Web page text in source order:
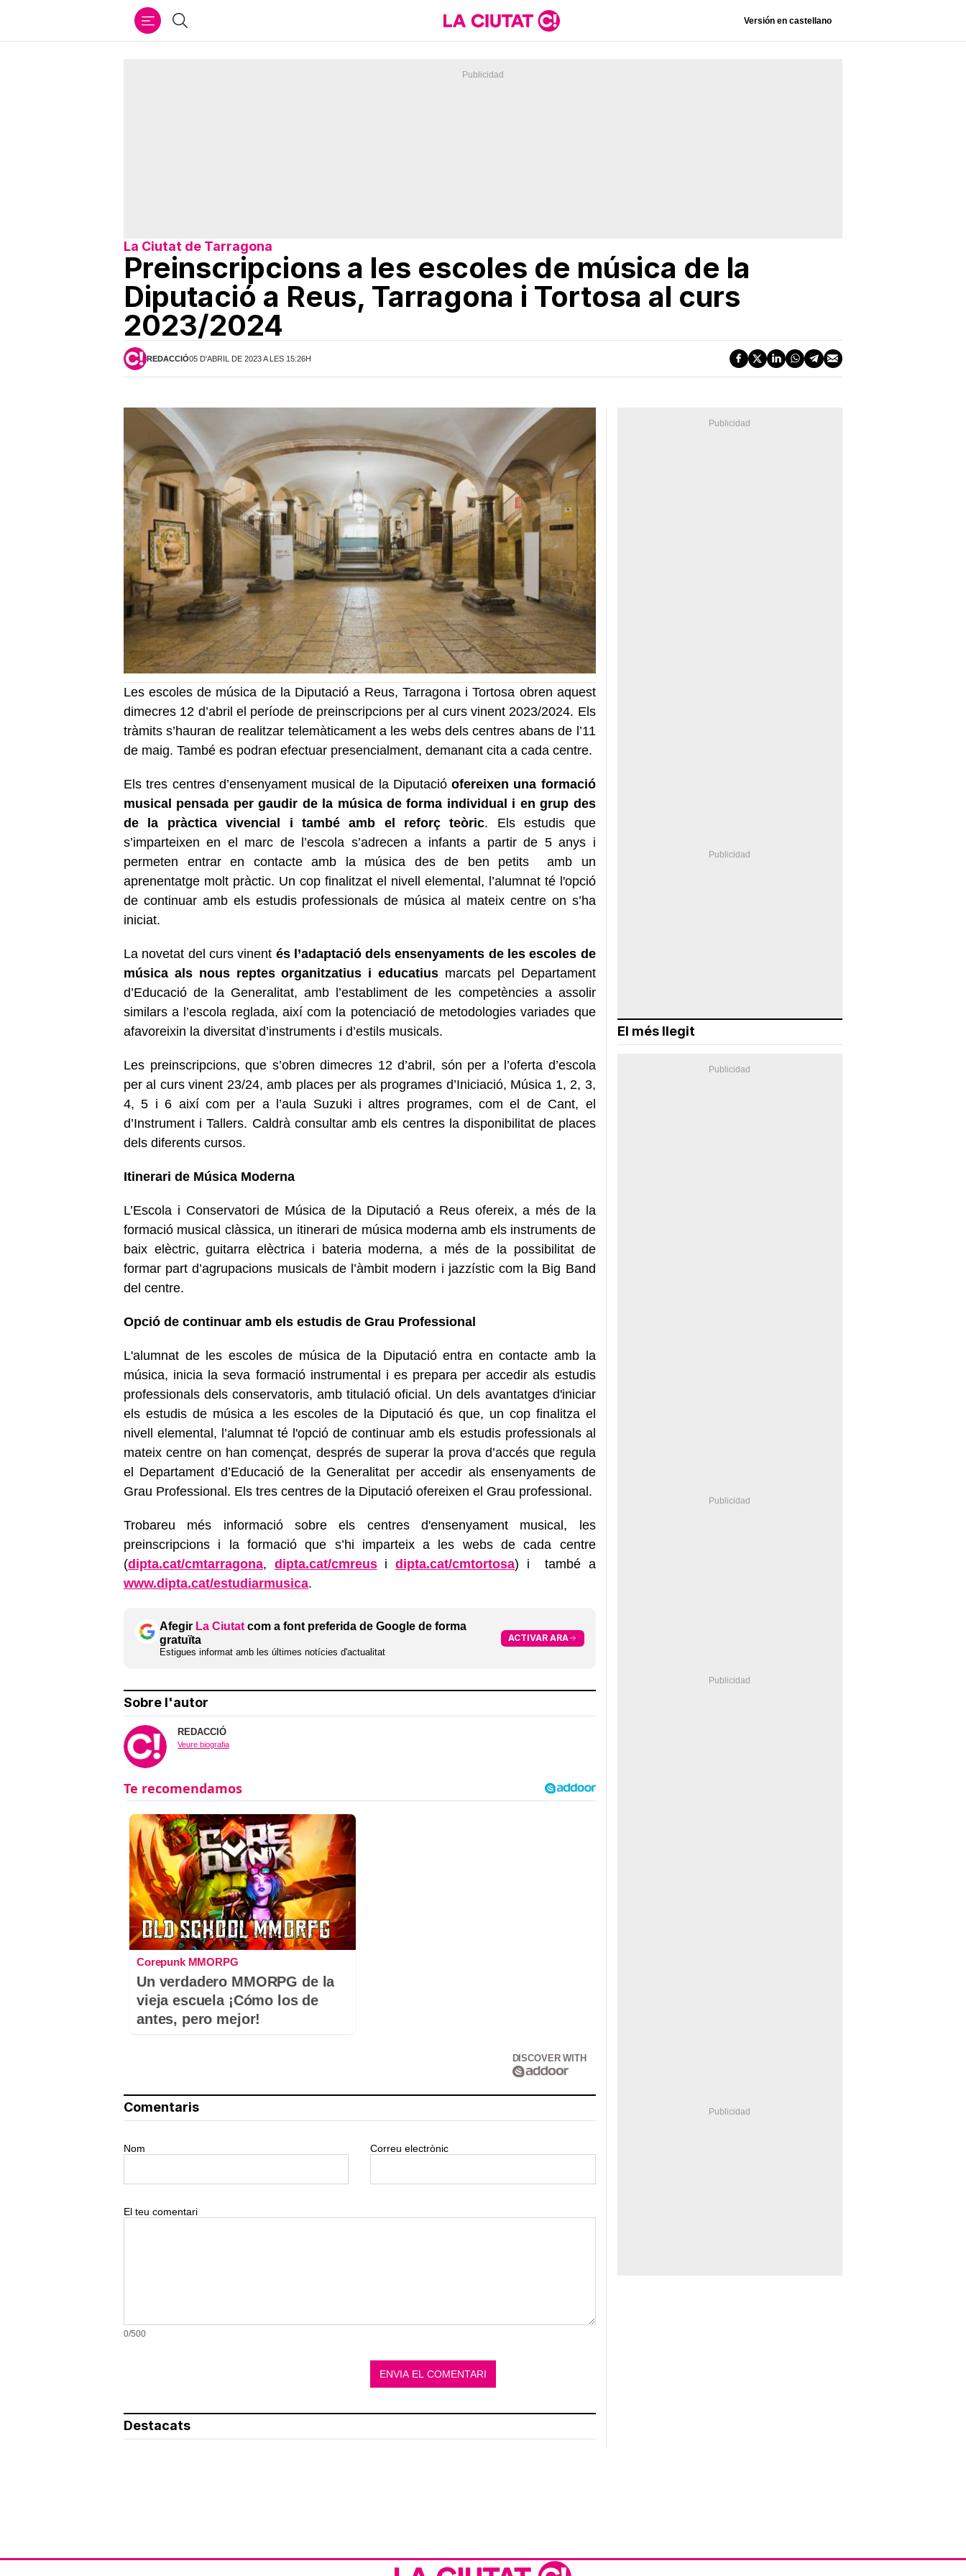
Cercar Versión en castellano
La Ciutat de Tarragona
Preinscripcions a les escoles de música de la
Diputació a Reus, Tarragona i Tortosa al curs
2023/2024
REDACCIÓ05 D'ABRIL DE 2023 A LES 15:26H
Les escoles de música de la Diputació a Reus, Tarragona i Tortosa obren aquest
dimecres 12 d’abril el període de preinscripcions per al curs vinent 2023/2024. Els
tràmits s’hauran de realitzar telemàticament a les webs dels centres abans de l’11
de maig. També es podran efectuar presencialment, demanant cita a cada centre.
Els tres centres d’ensenyament musical de la Diputacióofereixen una formació
musical pensada per gaudir de la música de forma individual i en grup des
de la pràctica vivencial i també amb el reforç teòric. Els estudis que
s’imparteixen en el marc de l’escola s’adrecen a infants a partir de 5 anys i
permeten entrar en contacte amb la música des de ben petits amb un
aprenentatge molt pràctic. Un cop finalitzat el nivell elemental, l’alumnat té l'opció
de continuar amb els estudis professionals de música al mateix centre on s’ha
iniciat.
La novetat del curs vinent és l’adaptació dels ensenyaments de les escoles de
música als nous reptes organitzatius i educatius marcats pel Departament
d’Educació de la Generalitat, amb l’establiment de les competències a assolir
similars a l’escola reglada, així com la potenciació de metodologies variades que
afavoreixin la diversitat d’instruments i d’estils musicals.
Les preinscripcions, que s’obren dimecres 12 d’abril, són per a l’oferta d’escola
per al curs vinent 23/24, amb places per als programes d’Iniciació, Música 1, 2, 3,
4, 5 i 6 així com per a l’aula Suzuki i altres programes, com el de Cant, el
d’Instrument i Tallers. Caldrà consultar amb els centres la disponibilitat de places
dels diferents cursos.
Itinerari de Música Moderna
L’Escola i Conservatori de Música de la Diputació a Reus ofereix, a més de la
formació musical clàssica, un itinerari de música moderna amb els instruments de
baix elèctric, guitarra elèctrica i bateria moderna, a més de la possibilitat de
formar part d’agrupacions musicals de l’àmbit modern i jazzístic com la Big Band
del centre.
Opció de continuar amb els estudis de Grau Professional
L'alumnat de les escoles de música de la Diputació entra en contacte amb la
música, inicia la seva formació instrumental i es prepara per accedir als estudis
professionals dels conservatoris, amb titulació oficial. Un dels avantatges d'iniciar
els estudis de música a les escoles de la Diputació és que, un cop finalitza el
nivell elemental, l’alumnat té l'opció de continuar amb els estudis professionals al
mateix centre on han començat, després de superar la prova d’accés que regula
el Departament d’Educació de la Generalitat per accedir als ensenyaments de
Grau Professional. Els tres centres de la Diputació ofereixen el Grau professional.
Trobareu més informació sobre els centres d'ensenyament musical, les
preinscripcions i la formació que s’hi imparteix a les webs de cada centre
(dipta.cat/cmtarragona, dipta.cat/cmreusi dipta.cat/cmtortosa) i també a
www.dipta.cat/estudiarmusica.
Afegir La Ciutat com a font preferida de Google de forma
gratuïta
Estigues informat amb les últimes notícies d'actualitat
ACTIVAR ARA
Sobre l'autor
REDACCIÓ
Veure biografia
Corepunk MMORPG
Un verdadero MMORPG de la
vieja escuela ¡Cómo los de
antes, pero mejor!
DISCOVER WITH
Comentaris
Nom Correu electrònic
El teu comentari
0/500
Destacats
El més llegit